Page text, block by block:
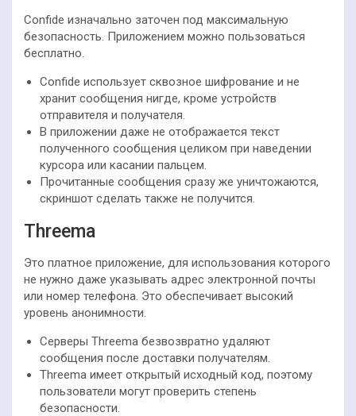
Confide изначально заточен под максимальную
безопасность. Приложением можно пользоваться
бесплатно.
Confide использует сквозное шифрование и не
хранит сообщения нигде, кроме устройств
отправителя и получателя.
В приложении даже не отображается текст
полученного сообщения целиком при наведении
курсора или касании пальцем.
Прочитанные сообщения сразу же уничтожаются,
скриншот сделать также не получится.
Threema
Это платное приложение, для использования которого
не нужно даже указывать адрес электронной почты
или номер телефона. Это обеспечивает высокий
уровень анонимности.
Серверы Threema безвозвратно удаляют
сообщения после доставки получателям.
Threema имеет открытый исходный код, поэтому
пользователи могут проверить степень
безопасности.